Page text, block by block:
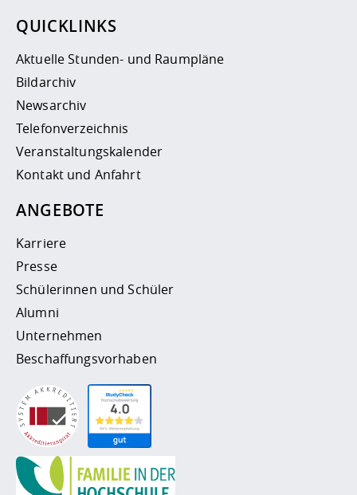
QUICKLINKS
Aktuelle Stunden- und Raumpläne
Bildarchiv
Newsarchiv
Telefonverzeichnis
Veranstaltungskalender
Kontakt und Anfahrt
ANGEBOTE
Karriere
Presse
Schülerinnen und Schüler
Alumni
Unternehmen
Beschaffungsvorhaben